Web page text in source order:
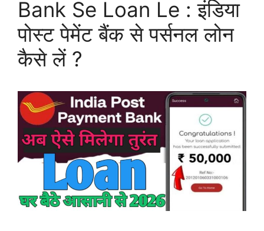
Bank Se Loan Le : इंडिया
पोस्ट पेमेंट बैंक से पर्सनल लोन
कैसे लें ?